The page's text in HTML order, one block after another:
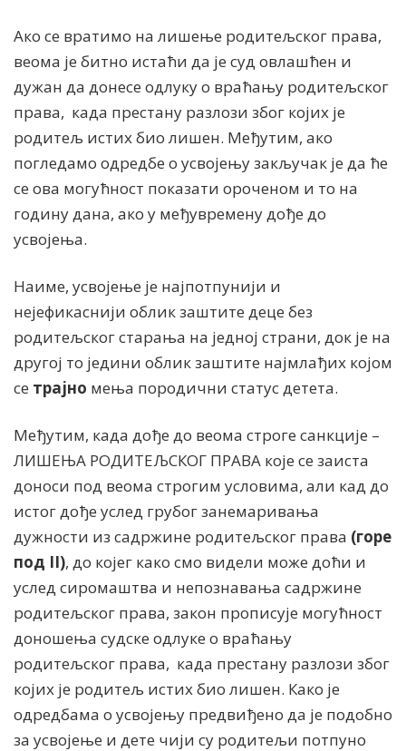
Ако се вратимо на лишење родитељског права,
веома је битно истаћи да је суд овлашћен и
дужан да донесе одлуку о враћању родитељског
права, када престану разлози због којих је
родитељ истих био лишен. Међутим, ако
погледамо одредбе о усвојењу закључак је да ће
се ова могућност показати ороченом и то на
годину дана, ако у међувремену дође до
усвојења.
Наиме, усвојење је најпотпунији и
нејефикаснији облик заштите деце без
родитељског старања на једној страни, док је на
другој то једини облик заштите најмлађих којом
се трајно мења породични статус детета.
Међутим, када дође до веома строге санкције –
ЛИШЕЊА РОДИТЕЉСКОГ ПРАВА које се заиста
доноси под веома строгим условима, али кад до
истог дође услед грубог занемаривања
дужности из садржине родитељског права (горе
под II), до којег како смо видели може доћи и
услед сиромаштва и непознавања садржине
родитељског права, закон прописује могућност
доношења судске одлуке о враћању
родитељског права, када престану разлози због
којих је родитељ истих био лишен. Како је
одредбама о усвојењу предвиђено да је подобно
за усвојење и дете чиjи су родитељи потпуно